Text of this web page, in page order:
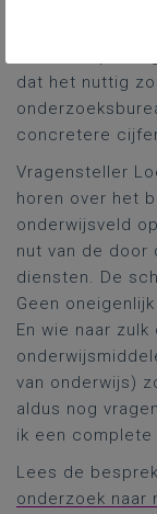
dat het nuttig
concretere
Vragensteller
horen over het
onderwijsveld
nut van de door
diensten. De
Geen
En wie naar
van onderwijs)
aldus nog
ik een complete
Lees de
onderzoek naar